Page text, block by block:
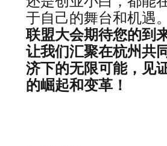
于自己的舞台和机遇。
联盟大会期待您的到
让我们汇聚在杭州共
济下的无限可能，见
的崛起和变革！